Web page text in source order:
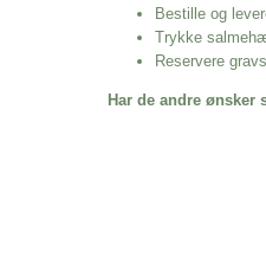
Bestille og
Trykke
Reservere
Har de andre